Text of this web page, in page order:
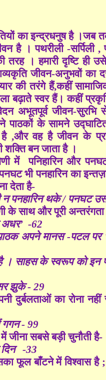
का इन्द्रधनुष है
है । पथरीली -सर्पिली
तरह । हमारी दृष्टि ही
जीवन-अनुभवों का
की तरंगे हैं,कहीं
बढ़ाते स्वर हैं। कहीं
अभूतपूर्व जीवन-
ने पाठकों के सामने
है ,और वह है जीवन के
बन जाता है ।
में पनिहारिन और
भी पनहारिन का
देता है-
न पनहारिन थके / पनघट
के साथ और पूरी
-62
अपने मानस -पटल पर
के स्वरूप को इन
झुके - 29
दुर्बलताओं का रोना
- 99
जीना सबसे बड़ी चुनौती है-
दिन -33
फूल बाँटने में विश्वास है